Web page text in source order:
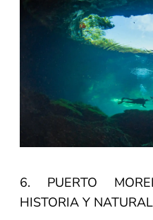
6. PUERTO
HISTORIA Y